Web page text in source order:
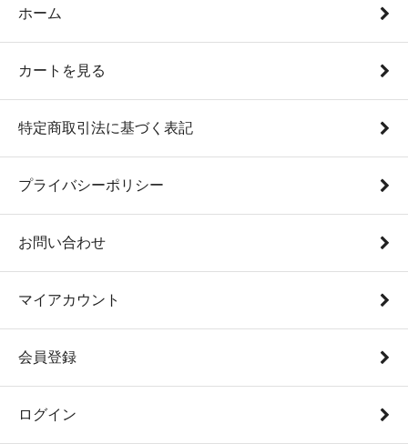
ホーム
カートを見る
特定商取引法に基づく表記
プライバシーポリシー
お問い合わせ
マイアカウント
会員登録
ログイン